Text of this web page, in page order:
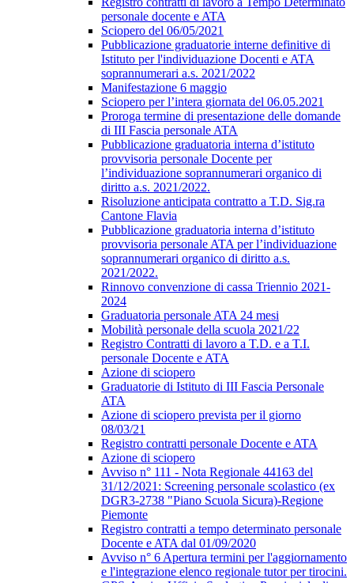
personale docente e ATA
Sciopero del 06/05/2021
Pubblicazione graduatorie interne definitive di
Istituto per l'individuazione Docenti e ATA
soprannumerari a.s. 2021/2022
Manifestazione 6 maggio
Sciopero per l’intera giornata del 06.05.2021
Proroga termine di presentazione delle domande
di III Fascia personale ATA
Pubblicazione graduatoria interna d’istituto
provvisoria personale Docente per
l’individuazione soprannumerari organico di
diritto a.s. 2021/2022.
Risoluzione anticipata contratto a T.D. Sig.ra
Cantone Flavia
Pubblicazione graduatoria interna d’istituto
provvisoria personale ATA per l’individuazione
soprannumerari organico di diritto a.s.
2021/2022.
Rinnovo convenzione di cassa Triennio 2021-
2024
Graduatoria personale ATA 24 mesi
Mobilità personale della scuola 2021/22
Registro Contratti di lavoro a T.D. e a T.I.
personale Docente e ATA
Azione di sciopero
Graduatorie di Istituto di III Fascia Personale
ATA
Azione di sciopero prevista per il giorno
08/03/21
Registro contratti personale Docente e ATA
Azione di sciopero
Avviso n° 111 - Nota Regionale 44163 del
31/12/2021: Screening personale scolastico (ex
DGR3-2738 "Piano Scuola Sicura)-Regione
Piemonte
Registro contratti a tempo determinato personale
Docente e ATA dal 01/09/2020
Avviso n° 6 Apertura termini per l'aggiornamento
e l'integrazione elenco regionale tutor per tirocini.